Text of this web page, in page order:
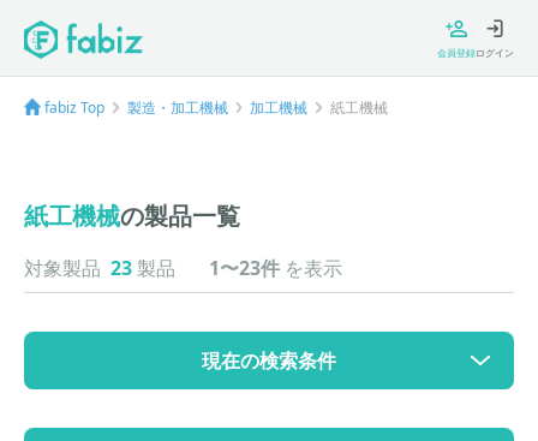
会員登録ログイン
fabiz Top 製造・加工機械 加工機械 紙工機械
紙工機械の製品一覧
対象製品 23 製品 1〜23件 を表示
現在の検索条件